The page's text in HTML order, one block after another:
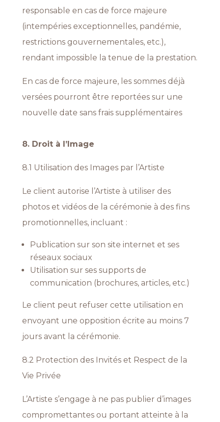
responsable en cas de force majeure
(intempéries exceptionnelles, pandémie,
restrictions gouvernementales, etc.),
rendant impossible la tenue de la prestation.
En cas de force majeure, les sommes déjà
versées pourront être reportées sur une
nouvelle date sans frais supplémentaires
8. Droit à l’Image
8.1 Utilisation des Images par l’Artiste
Le client autorise l’Artiste à utiliser des
photos et vidéos de la cérémonie à des fins
promotionnelles, incluant :
Publication sur son site internet et ses
réseaux sociaux
Utilisation sur ses supports de
communication (brochures, articles, etc.)
Le client peut refuser cette utilisation en
envoyant une opposition écrite au moins 7
jours avant la cérémonie.
8.2 Protection des Invités et Respect de la
Vie Privée
L’Artiste s’engage à ne pas publier d’images
compromettantes ou portant atteinte à la